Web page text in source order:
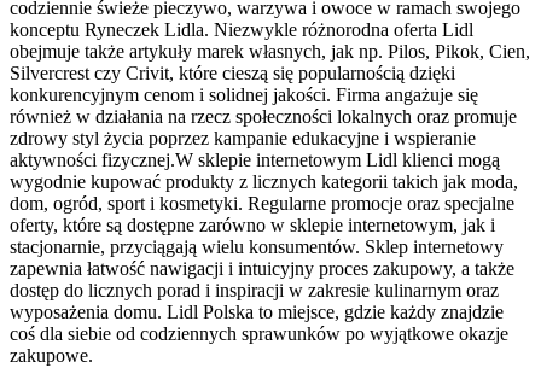
codziennie świeże pieczywo, warzywa i owoce w ramach swojego
konceptu Ryneczek Lidla. Niezwykle różnorodna oferta Lidl
obejmuje także artykuły marek własnych, jak np. Pilos, Pikok, Cien,
Silvercrest czy Crivit, które cieszą się popularnością dzięki
konkurencyjnym cenom i solidnej jakości. Firma angażuje się
również w działania na rzecz społeczności lokalnych oraz promuje
zdrowy styl życia poprzez kampanie edukacyjne i wspieranie
aktywności fizycznej.W sklepie internetowym Lidl klienci mogą
wygodnie kupować produkty z licznych kategorii takich jak moda,
dom, ogród, sport i kosmetyki. Regularne promocje oraz specjalne
oferty, które są dostępne zarówno w sklepie internetowym, jak i
stacjonarnie, przyciągają wielu konsumentów. Sklep internetowy
zapewnia łatwość nawigacji i intuicyjny proces zakupowy, a także
dostęp do licznych porad i inspiracji w zakresie kulinarnym oraz
wyposażenia domu. Lidl Polska to miejsce, gdzie każdy znajdzie
coś dla siebie od codziennych sprawunków po wyjątkowe okazje
zakupowe.